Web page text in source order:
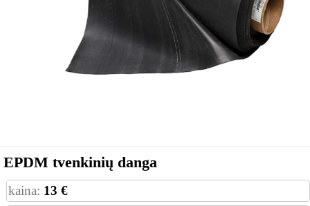
EPDM tvenkinių danga
kaina: 13 €